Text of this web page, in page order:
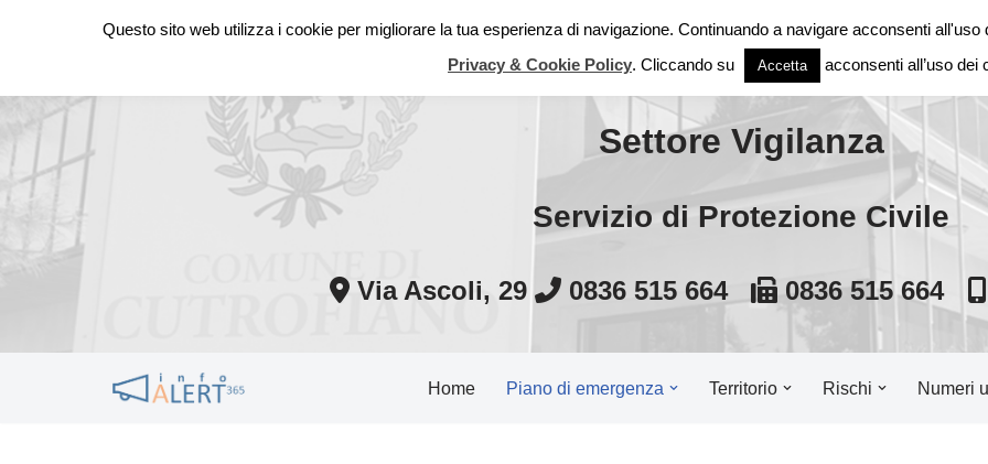
contenuto
Comune di
Settore Vigilanza
Servizio di Protezione Civile
Via Ascoli, 29 0836 515 664 0836 515 664
Home Piano di emergenza Territorio Rischi Numeri
Questo sito web utilizza i cookie per migliorare la tua esperienza di navigazione. Continuando a navigare acconsenti
Privacy & Cookie Policy. Cliccando su Accetta acconsenti all’uso dei